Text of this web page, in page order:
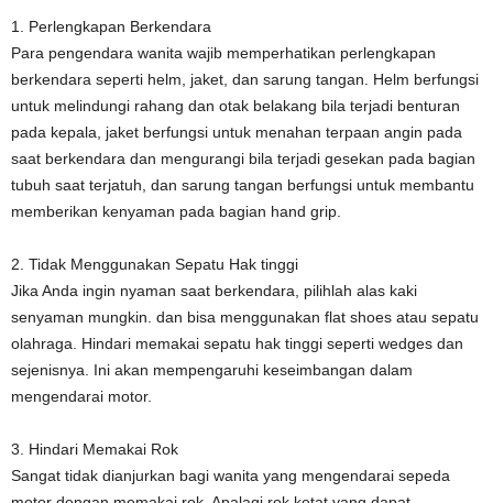
1. Perlengkapan Berkendara
Para pengendara wanita wajib memperhatikan perlengkapan
berkendara seperti helm, jaket, dan sarung tangan. Helm berfungsi
untuk melindungi rahang dan otak belakang bila terjadi benturan
pada kepala, jaket berfungsi untuk menahan terpaan angin pada
saat berkendara dan mengurangi bila terjadi gesekan pada bagian
tubuh saat terjatuh, dan sarung tangan berfungsi untuk membantu
memberikan kenyaman pada bagian hand grip.
2. Tidak Menggunakan Sepatu Hak tinggi
Jika Anda ingin nyaman saat berkendara, pilihlah alas kaki
senyaman mungkin. dan bisa menggunakan flat shoes atau sepatu
olahraga. Hindari memakai sepatu hak tinggi seperti wedges dan
sejenisnya. Ini akan mempengaruhi keseimbangan dalam
mengendarai motor.
3. Hindari Memakai Rok
Sangat tidak dianjurkan bagi wanita yang mengendarai sepeda